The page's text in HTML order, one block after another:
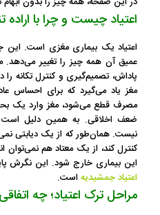
اعتیاد چیست و چرا با اراده
اعتیاد یک بیماری مغزی است. این
عمیق آن همه چیز را تغییر می‌دهد.
پاداش، تصمیم‌گیری و کنترل تکانه
مغز یاد می‌گیرد که برای احساس
مصرف قطع می‌شود، مغز وارد یک
ضعف اخلاقی. به همین دلیل است
نیست. همان‌طور که از یک دیابتی
کنترل کند، از یک معتاد هم
این بیماری خارج شود. این نگرش
اعتیاد جمشیدیهاست.
مراحل ترک اعتیاد؛ چه